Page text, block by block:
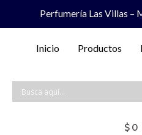
Perfumería Las Villas –
Inicio Productos
$ 0